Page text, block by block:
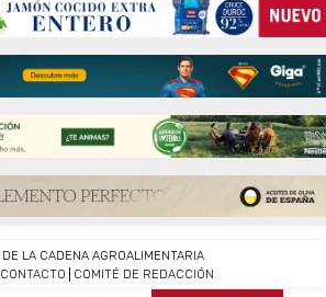
CONTACTO COMITÉ DE REDACCIÓN
DE LA CADENA AGROALIMENTARIA